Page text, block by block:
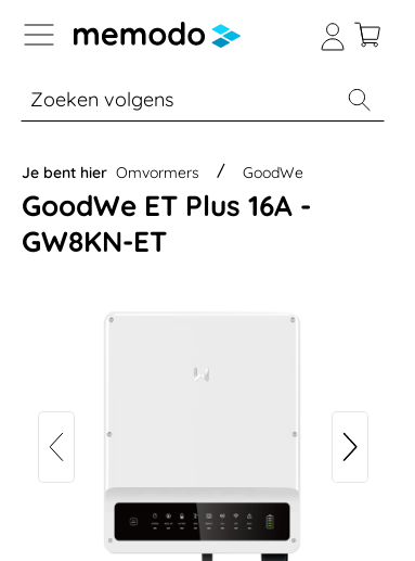
naar navigatie B2B-platform
% Sale Batterijopslag thuis
Je bent hier Omvormers GoodWe
GoodWe ET Plus 16A -
GW8KN-ET